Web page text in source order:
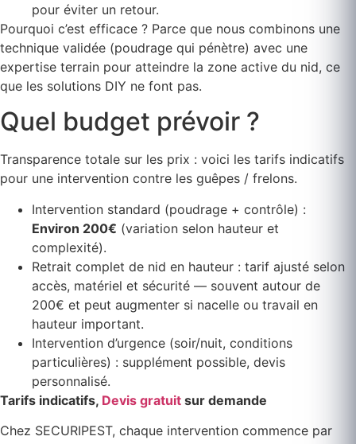
pour éviter un retour.
Pourquoi c’est efficace ? Parce que nous combinons une
technique validée (poudrage qui pénètre) avec une
expertise terrain pour atteindre la zone active du nid, ce
que les solutions DIY ne font pas.
Quel budget prévoir ?
Transparence totale sur les prix : voici les tarifs indicatifs
pour une intervention contre les guêpes / frelons.
Intervention standard (poudrage + contrôle) :
Environ 200€ (variation selon hauteur et
complexité).
Retrait complet de nid en hauteur : tarif ajusté selon
accès, matériel et sécurité — souvent autour de
200€ et peut augmenter si nacelle ou travail en
hauteur important.
Intervention d’urgence (soir/nuit, conditions
particulières) : supplément possible, devis
personnalisé.
Tarifs indicatifs, Devis gratuit sur demande
Chez SECURIPEST, chaque intervention commence par